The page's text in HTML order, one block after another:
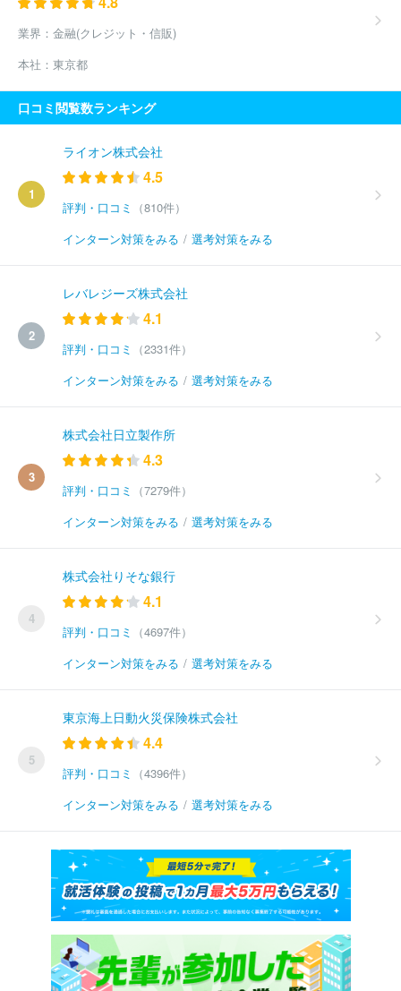
業界： 金融(クレジット・信販)
本社： 東京都
口コミ閲覧数ランキング
1
ライオン株式会社
4.5
評判・口コミ
（810件）
インターン対策をみる / 選考対策をみる
2
レバレジーズ株式会社
4.1
評判・口コミ
（2331件）
インターン対策をみる / 選考対策をみる
3
株式会社日立製作所
4.3
評判・口コミ
（7279件）
インターン対策をみる / 選考対策をみる
4
株式会社りそな銀行
4.1
評判・口コミ
（4697件）
インターン対策をみる / 選考対策をみる
5
東京海上日動火災保険株式会社
4.4
評判・口コミ
（4396件）
インターン対策をみる / 選考対策をみる